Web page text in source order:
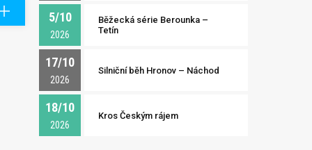
5/10
2026
Běžecká série Berounka –
Tetín
17/10
2026
Silniční běh Hronov – Náchod
18/10
2026
Kros Českým rájem